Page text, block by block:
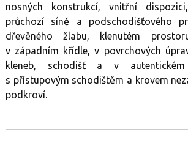
nosných konstrukcí, vnitřní
průchozí síně a podschodišťového
dřevěného žlabu, klenutém
v západním křídle, v povrchových
kleneb, schodišť a v
s přístupovým schodištěm a krovem
podkroví.